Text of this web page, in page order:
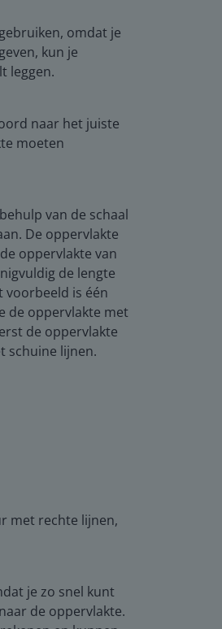
omdat je
kun je
leggen.
naar het juiste
moeten
van de schaal
De oppervlakte
oppervlakte van
de lengte
voorbeeld is één
de oppervlakte met
de oppervlakte
schuine lijnen.
met rechte lijnen,
je zo snel kunt
de oppervlakte.